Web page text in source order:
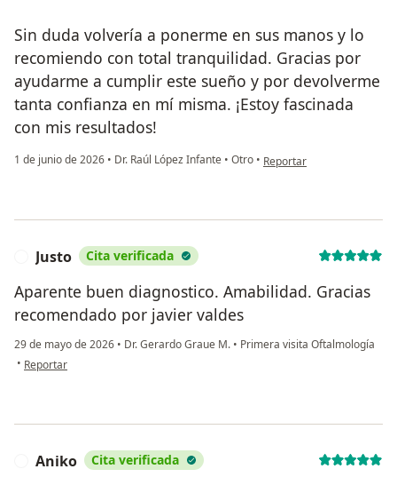
Sin duda volvería a ponerme en sus manos y lo
recomiendo con total tranquilidad. Gracias por
ayudarme a cumplir este sueño y por devolverme
tanta confianza en mí misma. ¡Estoy fascinada
con mis resultados!
1 de junio de 2026 • Dr. Raúl López Infante • Otro • en opinión del usuario
Reportar
Justo Cita verificada
Aparente buen diagnostico. Amabilidad. Gracias
recomendado por javier valdes
29 de mayo de 2026 • Dr. Gerardo Graue M. • Primera visita Oftalmología
• en opinión del usuario Justo
Reportar
Aniko Cita verificada